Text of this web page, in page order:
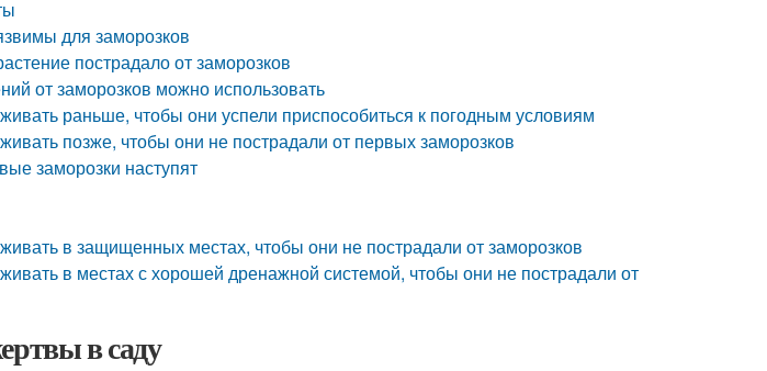
для заморозков
пострадало от заморозков
от заморозков можно использовать
раньше, чтобы они успели приспособиться к погодным условиям
позже, чтобы они не пострадали от первых заморозков
заморозки наступят
в защищенных местах, чтобы они не пострадали от заморозков
в местах с хорошей дренажной системой, чтобы они не пострадали от
в саду